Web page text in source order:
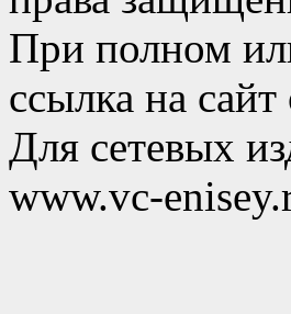
При полном
ссылка на сайт
Для сетевых
www.vc-